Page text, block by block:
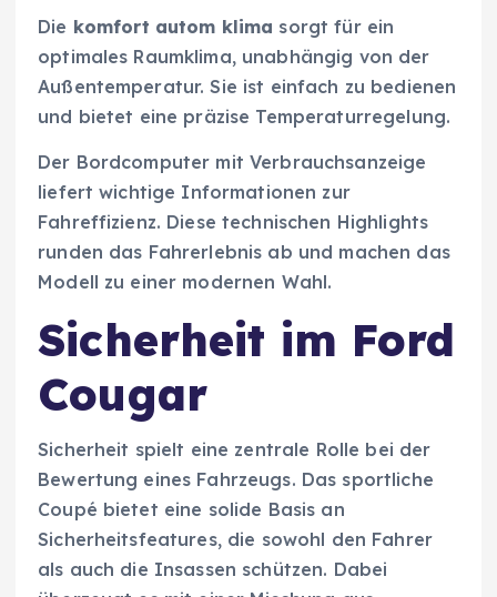
Die komfort autom klima sorgt für ein
optimales Raumklima, unabhängig von der
Außentemperatur. Sie ist einfach zu bedienen
und bietet eine präzise Temperaturregelung.
Der Bordcomputer mit Verbrauchsanzeige
liefert wichtige Informationen zur
Fahreffizienz. Diese technischen Highlights
runden das Fahrerlebnis ab und machen das
Modell zu einer modernen Wahl.
Sicherheit im Ford
Cougar
Sicherheit spielt eine zentrale Rolle bei der
Bewertung eines Fahrzeugs. Das sportliche
Coupé bietet eine solide Basis an
Sicherheitsfeatures, die sowohl den Fahrer
als auch die Insassen schützen. Dabei